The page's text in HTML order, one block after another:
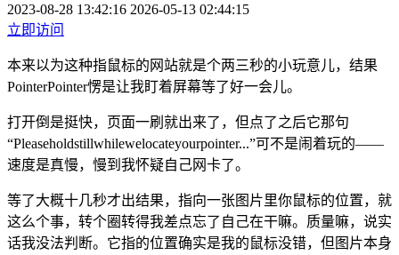
2023-08-28 13:42:16 2026-05-13 02:44:15
立即访问
本来以为这种指鼠标的网站就是个两三秒的小玩意儿，结果
PointerPointer愣是让我盯着屏幕等了好一会儿。
打开倒是挺快，页面一刷就出来了，但点了之后它那句
“Pleaseholdstillwhilewelocateyourpointer...”可不是闹着玩的——
速度是真慢，慢到我怀疑自己网卡了。
等了大概十几秒才出结果，指向一张图片里你鼠标的位置，就
这么个事，转个圈转得我差点忘了自己在干嘛。质量嘛，说实
话我没法判断。它指的位置确实是我的鼠标没错，但图片本身